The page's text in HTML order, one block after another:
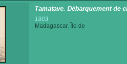
Tamatave. Débarquement de
1903
Madagascar, Île de